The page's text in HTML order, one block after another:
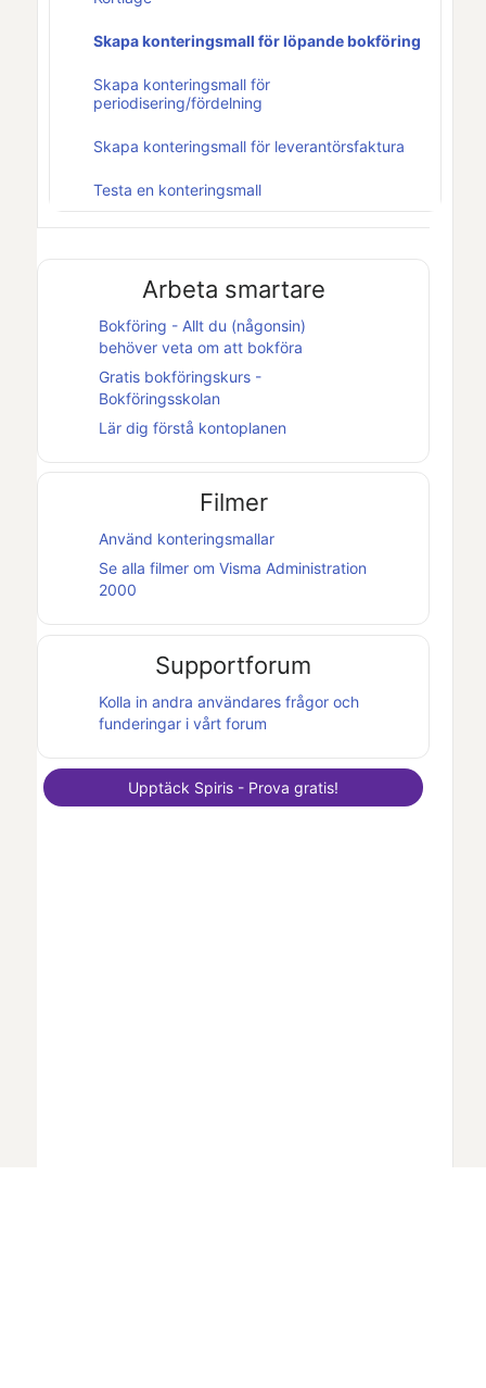
Skapa konteringsmall för löpande bokföring
Skapa konteringsmall för
periodisering/fördelning
Skapa konteringsmall för leverantörsfaktura
Testa en konteringsmall
Arbeta smartare
Bokföring - Allt du (någonsin)
behöver veta om att bokföra
Gratis bokföringskurs -
Bokföringsskolan
Lär dig förstå kontoplanen
Filmer
Använd konteringsmallar
Se alla filmer om Visma Administration
2000
Supportforum
Kolla in andra användares frågor och
funderingar i vårt forum
Upptäck Spiris - Prova gratis!